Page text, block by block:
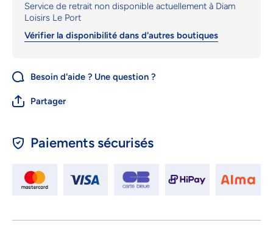
Service de retrait non disponible actuellement à Diam
Loisirs Le Port
Vérifier la disponibilité dans d'autres boutiques
Besoin d'aide ? Une question ?
Partager
Paiements sécurisés